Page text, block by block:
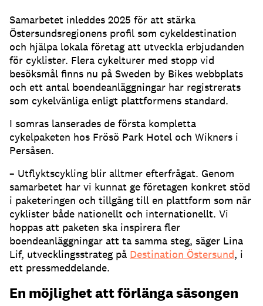
Samarbetet inleddes 2025 för att stärka
Östersundsregionens profil som cykeldestination
och hjälpa lokala företag att utveckla erbjudanden
för cyklister. Flera cykelturer med stopp vid
besöksmål finns nu på Sweden by Bikes webbplats
och ett antal boendeanläggningar har registrerats
som cykelvänliga enligt plattformens standard.
I somras lanserades de första kompletta
cykelpaketen hos Frösö Park Hotel och Wikners i
Persåsen.
– Utflyktscykling blir alltmer efterfrågat. Genom
samarbetet har vi kunnat ge företagen konkret stöd
i paketeringen och tillgång till en plattform som når
cyklister både nationellt och internationellt. Vi
hoppas att paketen ska inspirera fler
boendeanläggningar att ta samma steg, säger Lina
Lif, utvecklingsstrateg på Destination Östersund, i
ett pressmeddelande.
En möjlighet att förlänga säsongen